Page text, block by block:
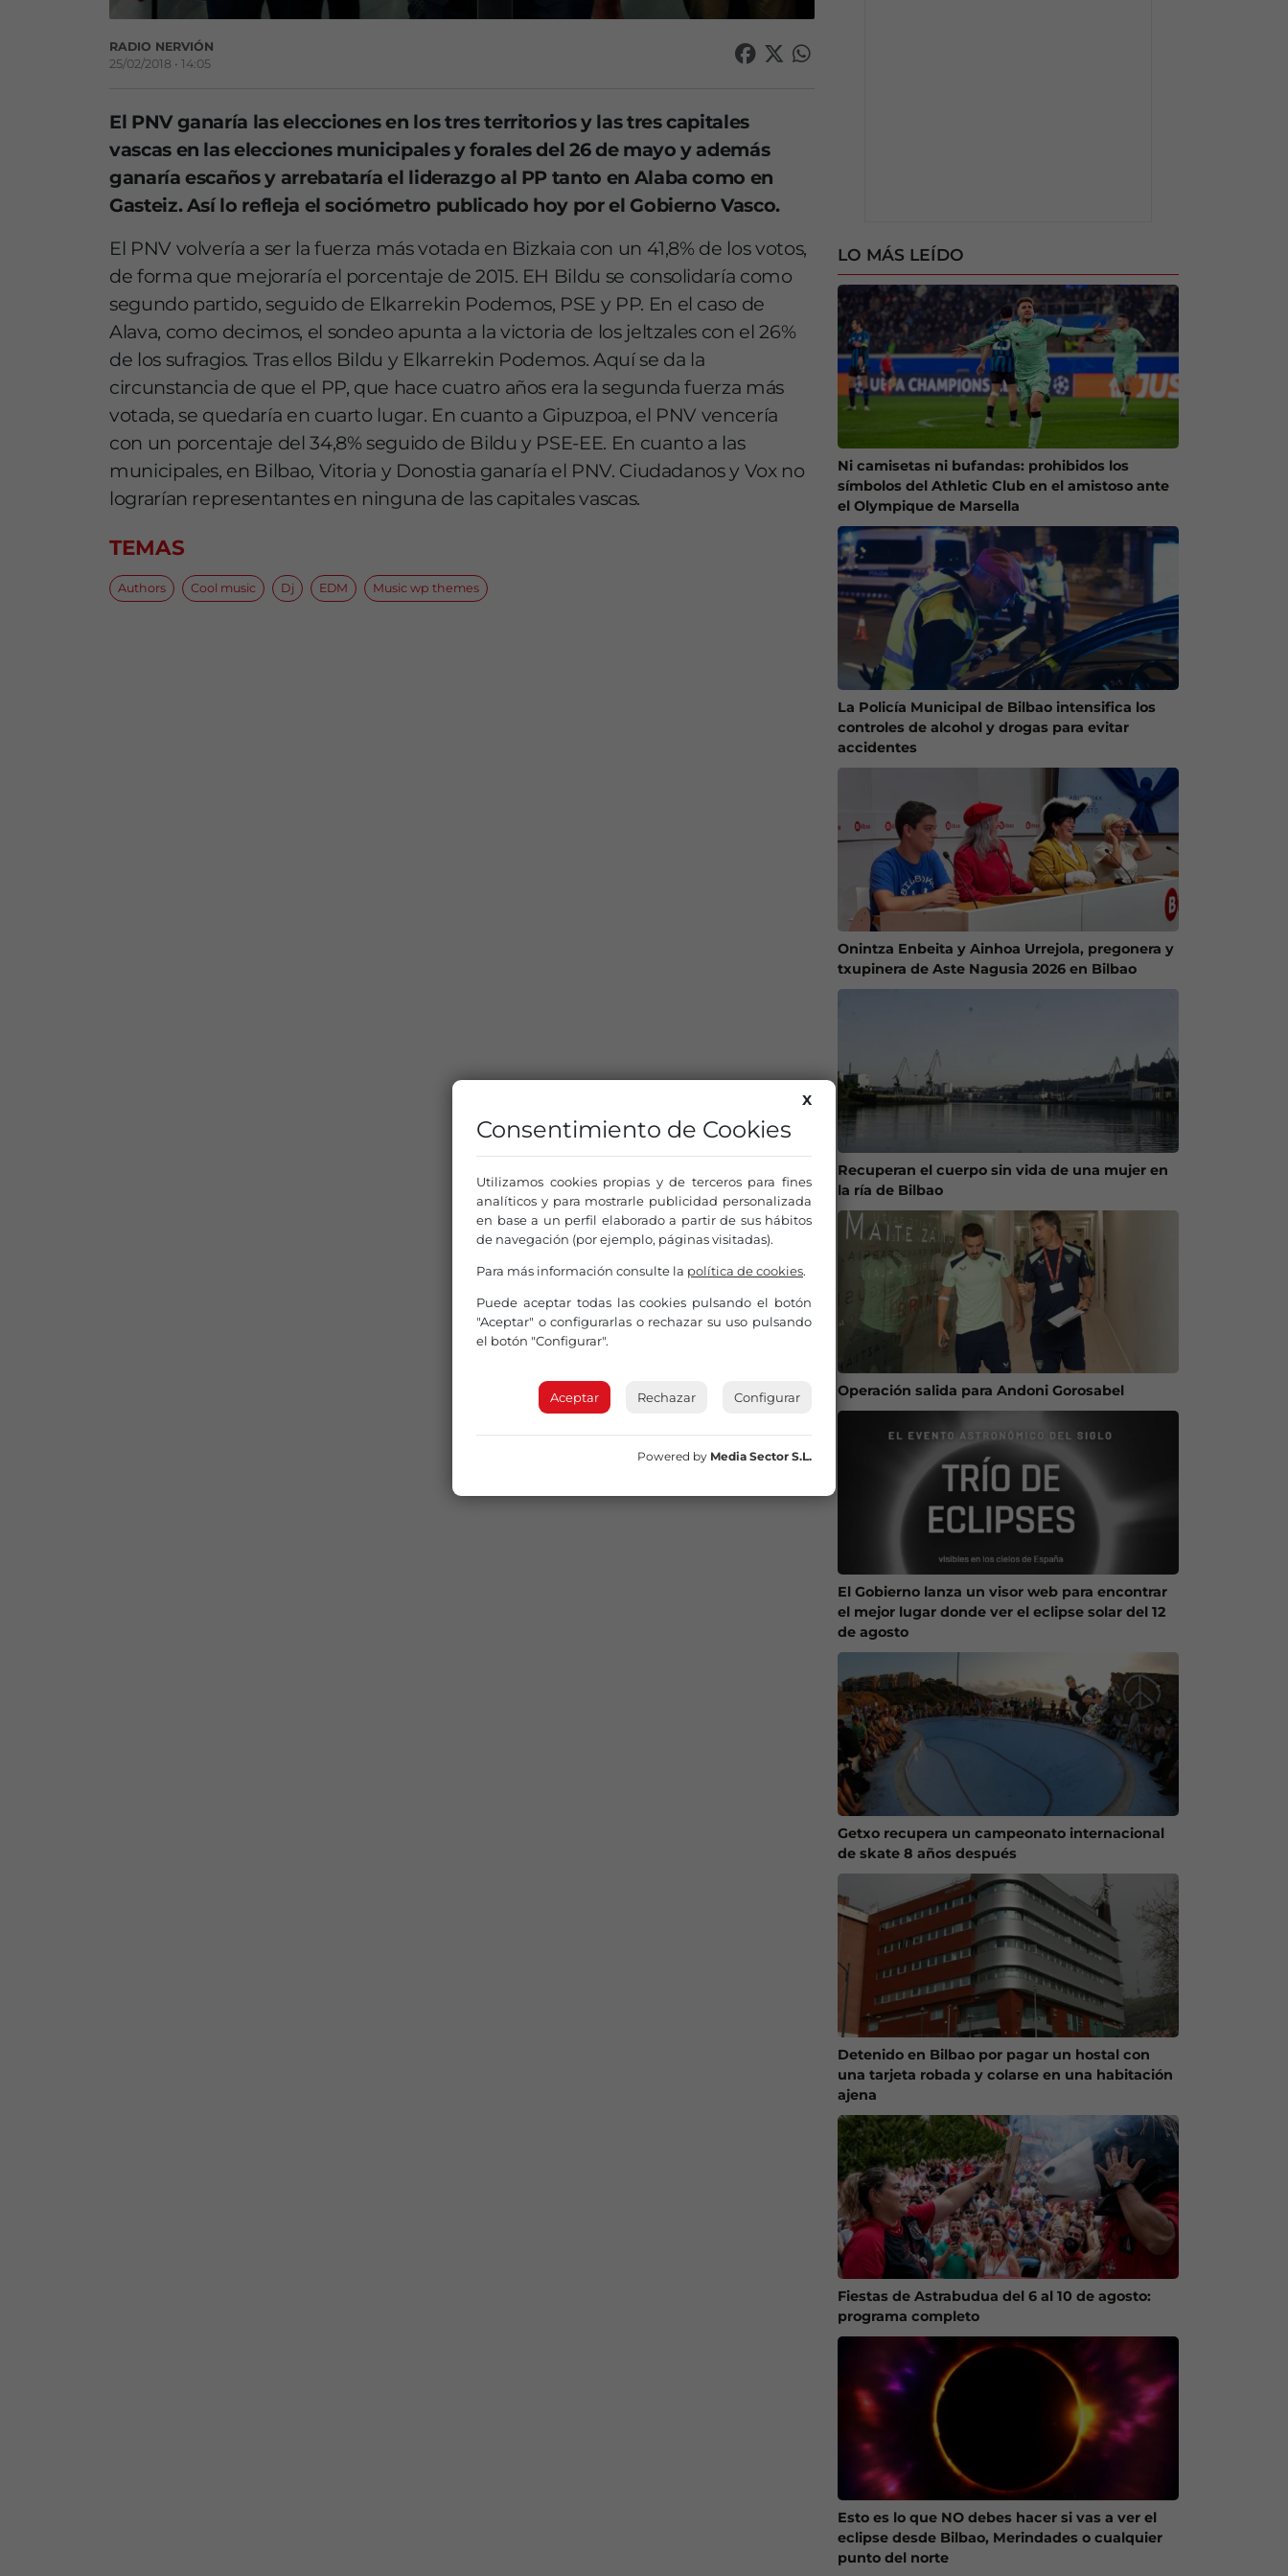
RADIO NERVIÓN
25/02/2018 • 14:05
El PNV ganaría las elecciones en los tres territorios y las tres capitales
vascas en las elecciones municipales y forales del 26 de mayo y además
ganaría escaños y arrebataría el liderazgo al PP tanto en Alaba como en
Gasteiz. Así lo refleja el sociómetro publicado hoy por el Gobierno Vasco.
El PNV volvería a ser la fuerza más votada en Bizkaia con un 41,8% de los votos,
de forma que mejoraría el porcentaje de 2015. EH Bildu se consolidaría como
segundo partido, seguido de Elkarrekin Podemos, PSE y PP. En el caso de
Alava, como decimos, el sondeo apunta a la victoria de los jeltzales con el 26%
de los sufragios. Tras ellos Bildu y Elkarrekin Podemos. Aquí se da la
circunstancia de que el PP, que hace cuatro años era la segunda fuerza más
votada, se quedaría en cuarto lugar. En cuanto a Gipuzpoa, el PNV vencería
con un porcentaje del 34,8% seguido de Bildu y PSE-EE. En cuanto a las
municipales, en Bilbao, Vitoria y Donostia ganaría el PNV. Ciudadanos y Vox no
lograrían representantes en ninguna de las capitales vascas.
TEMAS
Authors Cool music Dj EDM Music wp themes
LO MÁS LEÍDO
Ni camisetas ni bufandas: prohibidos los
símbolos del Athletic Club en el amistoso ante
el Olympique de Marsella
La Policía Municipal de Bilbao intensifica los
controles de alcohol y drogas para evitar
accidentes
Onintza Enbeita y Ainhoa Urrejola, pregonera y
txupinera de Aste Nagusia 2026 en Bilbao
Recuperan el cuerpo sin vida de una mujer en
la ría de Bilbao
Operación salida para Andoni Gorosabel
El Gobierno lanza un visor web para encontrar
el mejor lugar donde ver el eclipse solar del 12
de agosto
Getxo recupera un campeonato internacional
de skate 8 años después
Detenido en Bilbao por pagar un hostal con
una tarjeta robada y colarse en una habitación
ajena
Fiestas de Astrabudua del 6 al 10 de agosto:
programa completo
Esto es lo que NO debes hacer si vas a ver el
eclipse desde Bilbao, Merindades o cualquier
punto del norte
X
Consentimiento de Cookies
Utilizamos cookies propias y de terceros para fines
analíticos y para mostrarle publicidad personalizada
en base a un perfil elaborado a partir de sus hábitos
de navegación (por ejemplo, páginas visitadas).
Para más información consulte la política de cookies.
Puede aceptar todas las cookies pulsando el botón
"Aceptar" o configurarlas o rechazar su uso pulsando
el botón "Configurar".
Aceptar Rechazar Configurar
Powered by Media Sector S.L.